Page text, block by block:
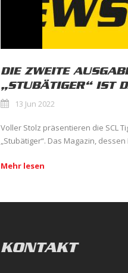
DIE ZWEITE
„STUBÄTIGER“ IST
13 Jun 2022
Voller Stolz präsentieren die SCL
„Stubätiger“. Das Magazin,
Mehr lesen
KONTAKT